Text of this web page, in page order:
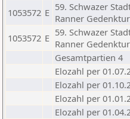
1053572 E 59. Schwazer
Ranner
1053572 E 59. Schwazer
Ranner
Gesamtpartien 4
Elozahl per
Elozahl per
Elozahl per
Elozahl per